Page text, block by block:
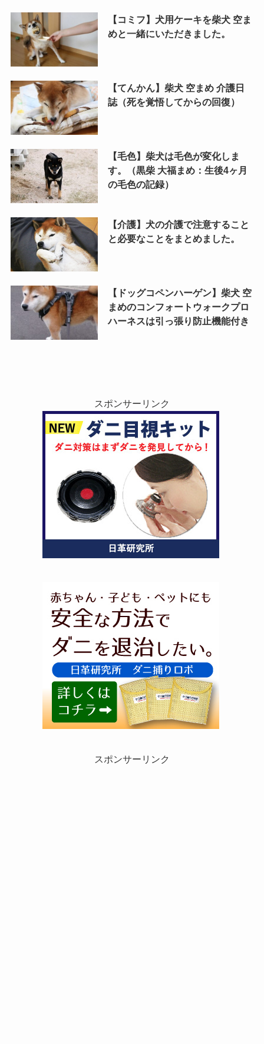
【コミフ】犬用ケーキを柴犬 空ま
めと一緒にいただきました。
【てんかん】柴犬 空まめ 介護日
誌（死を覚悟してからの回復）
【毛色】柴犬は毛色が変化しま
す。（黒柴 大福まめ：生後4ヶ月
の毛色の記録）
【介護】犬の介護で注意すること
と必要なことをまとめました。
【ドッグコペンハーゲン】柴犬 空
まめのコンフォートウォークプロ
ハーネスは引っ張り防止機能付き
スポンサーリンク
スポンサーリンク